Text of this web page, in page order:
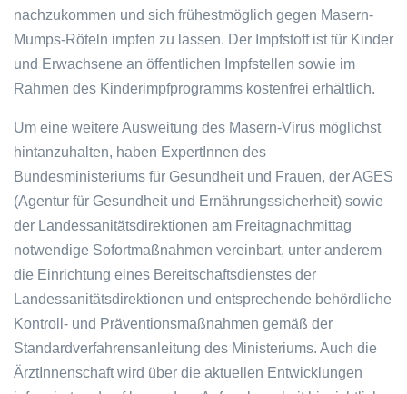
nachzukommen und sich frühestmöglich gegen Masern-
Mumps-Röteln impfen zu lassen. Der Impfstoff ist für Kinder
und Erwachsene an öffentlichen Impfstellen sowie im
Rahmen des Kinderimpfprogramms kostenfrei erhältlich.
Um eine weitere Ausweitung des Masern-Virus möglichst
hintanzuhalten, haben ExpertInnen des
Bundesministeriums für Gesundheit und Frauen, der AGES
(Agentur für Gesundheit und Ernährungssicherheit) sowie
der Landessanitätsdirektionen am Freitagnachmittag
notwendige Sofortmaßnahmen vereinbart, unter anderem
die Einrichtung eines Bereitschaftsdienstes der
Landessanitätsdirektionen und entsprechende behördliche
Kontroll- und Präventionsmaßnahmen gemäß der
Standardverfahrensanleitung des Ministeriums. Auch die
ÄrztInnenschaft wird über die aktuellen Entwicklungen